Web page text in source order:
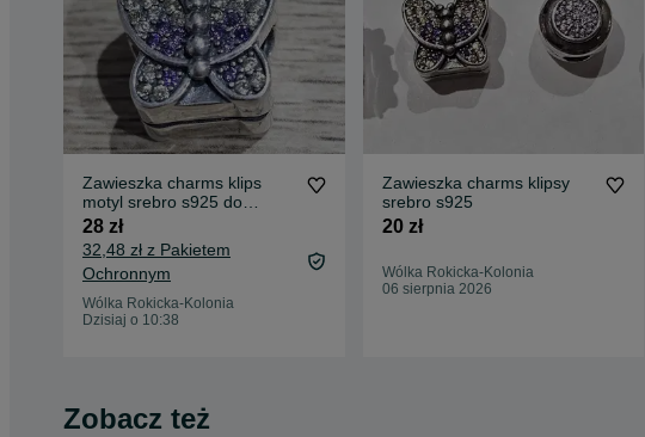
Zawieszka charms klips
motyl srebro s925 do
bransoletki modułowych
28 zł
32,48 zł z Pakietem
Ochronnym
Wólka Rokicka-Kolonia
Dzisiaj o 10:38
Zawieszka charms klipsy
srebro s925
20 zł
Wólka Rokicka-Kolonia
06 sierpnia 2026
Zobacz też